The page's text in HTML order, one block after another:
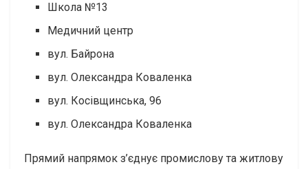
Школа №13
Медичний центр
вул. Байрона
вул. Олександра Коваленка
вул. Косівщинська, 96
вул. Олександра Коваленка
Прямий напрямок з’єднує промислову та житлову